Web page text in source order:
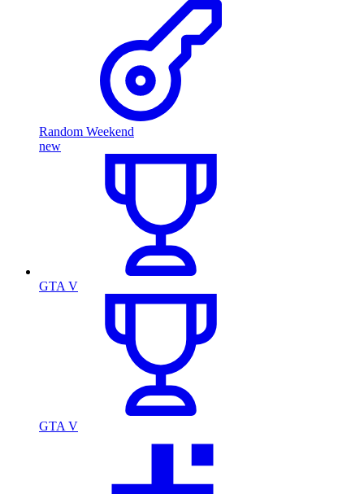
Random Weekend
new
GTA V
GTA V